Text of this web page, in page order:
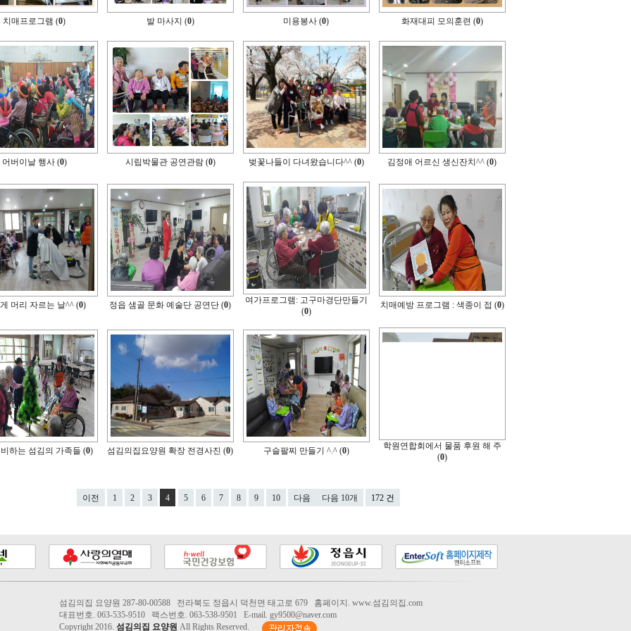
치매프로그램 (0) 발 마사지 (0) 미용봉사 (0) 화재대피 모의훈련 (0)
어버이날 행사 (0) 시립박물관 공연관람 (0) 벚꽃나들이 다녀왔습니다^^ (0) 김정애 어르신 생신잔치^^ (0)
머리 자르는 날^^ (0) 정읍 샘골 문화 예술단 공연단 (0)
여가프로그램: 고구마경단만들기
(0)
치매예방 프로그램 : 색종이 접 (0)
하는 섬김의 가족들 (0) 섬김의집요양원 확장 전경사진 (0) 구슬팔찌 만들기 ^.^ (0)
학원연합회에서 물품 후원 해 주
(0)
이전 1 2 3 4 5 6 7 8 9 10 다음 다음 10개 172 건
섬김의집 요양원 287-80-00588 전라북도 정읍시 덕천면 태고로 679 홈페이지. www.섬김의집.com
대표번호. 063-535-9510 팩스번호. 063-538-9501 E-mail. gy9500@naver.com
Copyright 2016. 섬김의집 요양원 All Rights Reserved.